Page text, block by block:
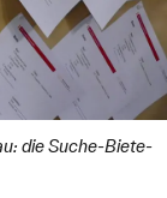
die Suche-Biete-